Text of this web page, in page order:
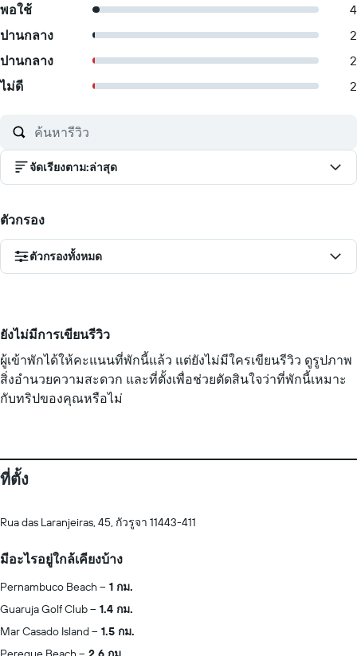
พอใช้
4
ปานกลาง
2
ปานกลาง
2
ไม่ดี
2
จัดเรียงตาม:ล่าสุด
ตัวกรอง
ตัวกรองทั้งหมด
ยังไม่มีการเขียนรีวิว
ผู้เข้าพักได้ให้คะแนนที่พักนี้แล้ว แต่ยังไม่มีใครเขียนรีวิว ดูรูปภาพ
สิ่งอำนวยความสะดวก และที่ตั้งเพื่อช่วยตัดสินใจว่าที่พักนี้เหมาะ
กับทริปของคุณหรือไม่
ที่ตั้ง
Rua das Laranjeiras, 45, กัวรูจา 11443-411
มีอะไรอยู่ใกล้เคียงบ้าง
Pernambuco Beach
1 กม.
Guaruja Golf Club
1.4 กม.
Mar Casado Island
1.5 กม.